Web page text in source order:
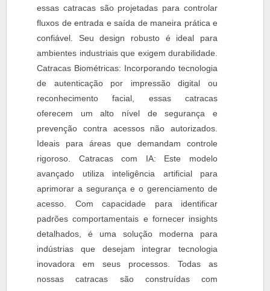
essas catracas são projetadas para controlar
fluxos de entrada e saída de maneira prática e
confiável. Seu design robusto é ideal para
ambientes industriais que exigem durabilidade.
Catracas Biométricas: Incorporando tecnologia
de autenticação por impressão digital ou
reconhecimento facial, essas catracas
oferecem um alto nível de segurança e
prevenção contra acessos não autorizados.
Ideais para áreas que demandam controle
rigoroso. Catracas com IA: Este modelo
avançado utiliza inteligência artificial para
aprimorar a segurança e o gerenciamento de
acesso. Com capacidade para identificar
padrões comportamentais e fornecer insights
detalhados, é uma solução moderna para
indústrias que desejam integrar tecnologia
inovadora em seus processos. Todas as
nossas catracas são construídas com